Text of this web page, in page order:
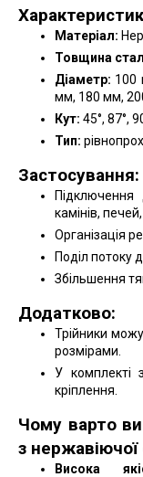
Матеріал:
Товщина
Діаметр: 100
мм, 180 мм,
Кут: 45°, 87°,
Тип:
Застосування:
камінів,
Організація
Поділ потоку
Збільшення
Додатково:
Трійники
розмірами.
У комплекті
кріплення.
Чому варто
з нержавіючої
Висока